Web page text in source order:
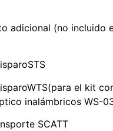
adicional (no incluido
el kit
inalámbricos WS-
SCATT